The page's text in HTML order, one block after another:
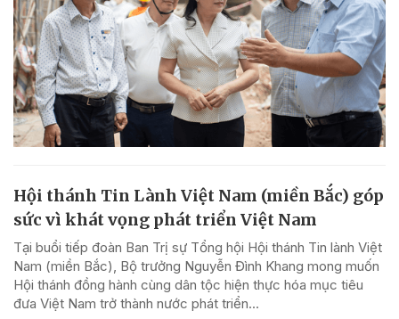
Hội thánh Tin Lành Việt Nam (miền Bắc) góp
sức vì khát vọng phát triển Việt Nam
Tại buổi tiếp đoàn Ban Trị sự Tổng hội Hội thánh Tin lành Việt
Nam (miền Bắc), Bộ trưởng Nguyễn Đình Khang mong muốn
Hội thánh đồng hành cùng dân tộc hiện thực hóa mục tiêu
đưa Việt Nam trở thành nước phát triển...